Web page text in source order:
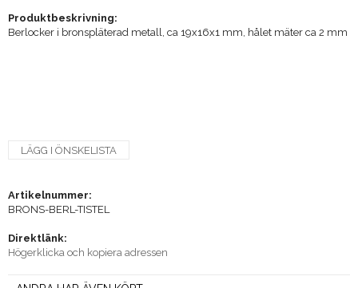
Produktbeskrivning:
Berlocker i bronspläterad metall, ca 19x16x1 mm, hålet mäter ca 2 mm
LÄGG I ÖNSKELISTA
Artikelnummer:
BRONS-BERL-TISTEL
Direktlänk:
Högerklicka och kopiera adressen